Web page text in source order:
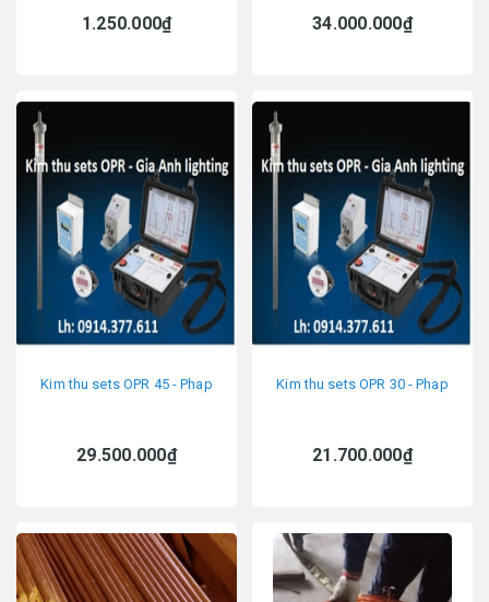
1.250.000₫ 34.000.000₫
Kim thu sets OPR 45 - Phap
29.500.000₫
Kim thu sets OPR 30 - Phap
21.700.000₫